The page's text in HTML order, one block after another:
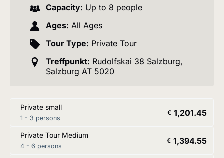
Capacity: Up to 8 people
Ages: All Ages
Tour Type: Private Tour
Treffpunkt: Rudolfskai 38 Salzburg,
Salzburg AT 5020
Private small
1 - 3 persons
€ 1,201.45
Private Tour Medium
4 - 6 persons
€ 1,394.55